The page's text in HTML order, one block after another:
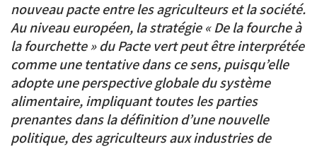
nouveau pacte entre les agriculteurs et la société.
Au niveau européen, la stratégie « De la fourche à
la fourchette » du Pacte vert peut être interprétée
comme une tentative dans ce sens, puisqu’elle
adopte une perspective globale du système
alimentaire, impliquant toutes les parties
prenantes dans la définition d’une nouvelle
politique, des agriculteurs aux industries de